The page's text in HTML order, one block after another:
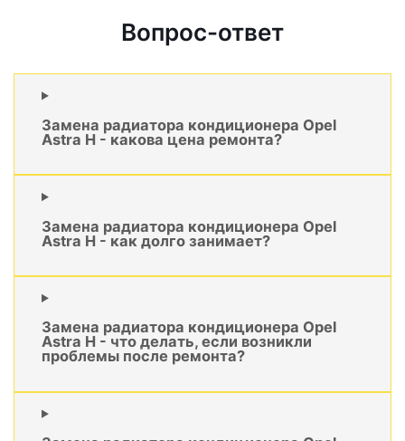
Вопрос-ответ
Замена радиатора кондиционера Opel
Astra H - какова цена ремонта?
Замена радиатора кондиционера Opel
Astra H - как долго занимает?
Замена радиатора кондиционера Opel
Astra H - что делать, если возникли
проблемы после ремонта?